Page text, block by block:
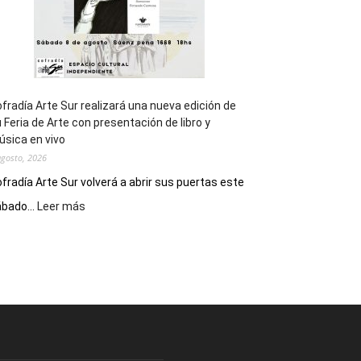
Arte Sur realizará una nueva edición de
Feria de Arte con presentación de libro y
en vivo
2026
Arte Sur volverá a abrir sus puertas este
Leer más
nueva